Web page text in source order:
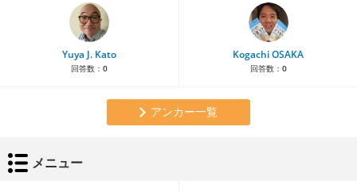
Yuya J. Kato
回答数： 0
Kogachi OSAKA
回答数： 0
アンカー一覧
メニュー